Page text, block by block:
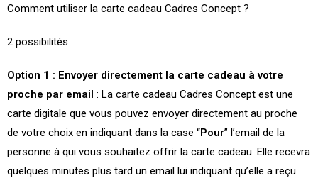
Comment utiliser la carte cadeau Cadres Concept ?
2 possibilités :
Option 1 : Envoyer directement la carte cadeau à votre
proche par email : La carte cadeau Cadres Concept est une
carte digitale que vous pouvez envoyer directement au proche
de votre choix en indiquant dans la case “Pour” l’email de la
personne à qui vous souhaitez offrir la carte cadeau. Elle recevra
quelques minutes plus tard un email lui indiquant qu’elle a reçu